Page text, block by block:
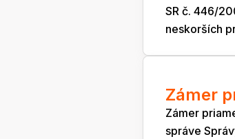
SR č. 446/
neskorších
Zámer
Zámer
správe